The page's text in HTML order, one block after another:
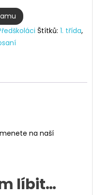
Štítků:1. třída,
na naší
líbit…